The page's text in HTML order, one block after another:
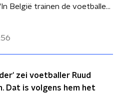
Ruud Vormer: 'In België trainen de voetballers harder'
zei voetballer Ruud
Dat is volgens hem het